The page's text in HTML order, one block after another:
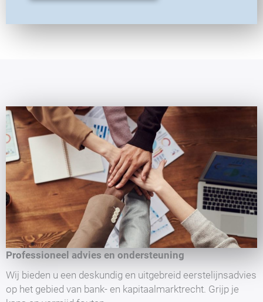
Professioneel advies en ondersteuning
Wij bieden u een deskundig en uitgebreid eerstelijnsadvies
op het gebied van bank- en kapitaalmarktrecht. Grijp je